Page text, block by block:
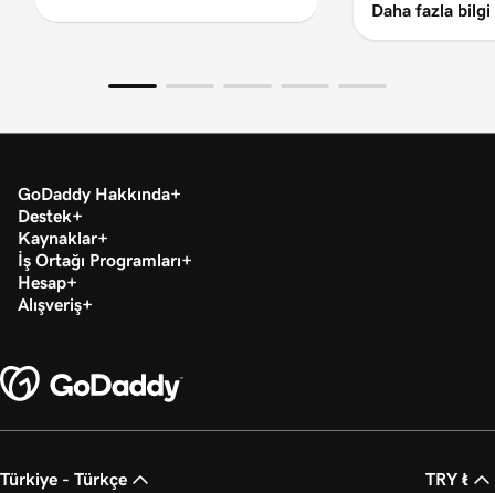
Daha fazla
GoDaddy Hakkında
Destek
Kaynaklar
İş Ortağı Programları
Hesap
Alışveriş
Türkiye - Türkçe TRY ₺